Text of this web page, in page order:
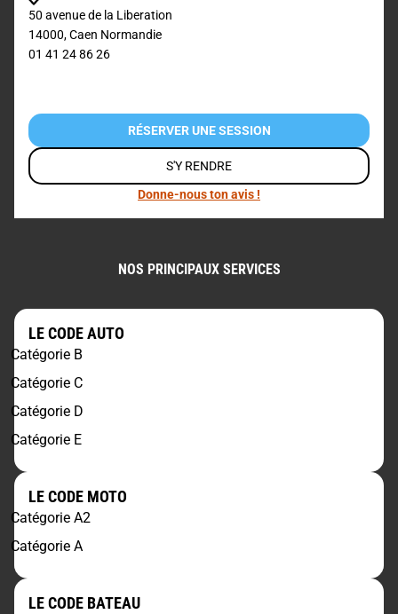
50 avenue de la Liberation
14000,Caen Normandie
01 41 24 86 26
RÉSERVER UNE SESSION
S'Y RENDRE
Donne-nous ton avis !
NOS PRINCIPAUX SERVICES
LE CODE AUTO
Catégorie B
Catégorie C
Catégorie D
Catégorie E
LE CODE MOTO
Catégorie A2
Catégorie A
LE CODE BATEAU